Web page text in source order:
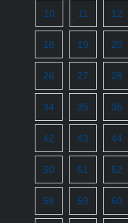
10 11 12
18 19 20
26 27 28
34 35 36
42 43 44
50 51 52
58 59 60